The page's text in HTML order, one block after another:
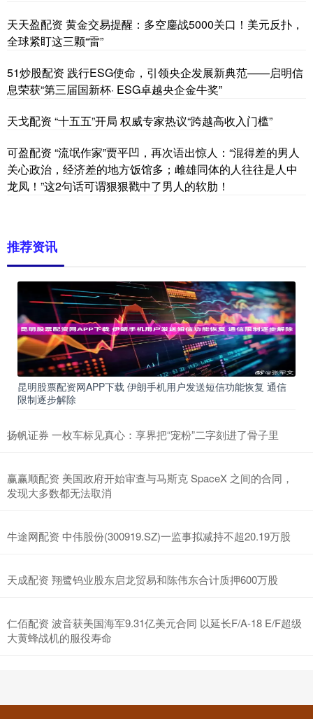
天天盈配资 黄金交易提醒：多空鏖战5000关口！美元反扑，
全球紧盯这三颗“雷”
51炒股配资 践行ESG使命，引领央企发展新典范——启明信
息荣获“第三届国新杯· ESG卓越央企金牛奖”
天戈配资 “十五五”开局 权威专家热议“跨越高收入门槛”
可盈配资 “流氓作家”贾平凹，再次语出惊人：“混得差的男人
关心政治，经济差的地方饭馆多；雌雄同体的人往往是人中
龙凤！”这2句话可谓狠狠戳中了男人的软肋！
推荐资讯
昆明股票配资网APP下载 伊朗手机用户发送短信功能恢复 通信
限制逐步解除
扬帆证券 一枚车标见真心：享界把“宠粉”二字刻进了骨子里
赢赢顺配资 美国政府开始审查与马斯克 SpaceX 之间的合同，
发现大多数都无法取消
牛途网配资 中伟股份(300919.SZ)一监事拟减持不超20.19万股
天成配资 翔鹭钨业股东启龙贸易和陈伟东合计质押600万股
仁佰配资 波音获美国海军9.31亿美元合同 以延长F/A-18 E/F超级
大黄蜂战机的服役寿命